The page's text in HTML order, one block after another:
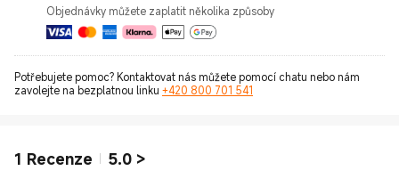
Objednávky můžete zaplatit několika způsoby
Potřebujete pomoc? Kontaktovat nás můžete pomocí chatu nebo nám
zavolejte na bezplatnou linku +420 800 701 541
1 Recenze 5.0 >